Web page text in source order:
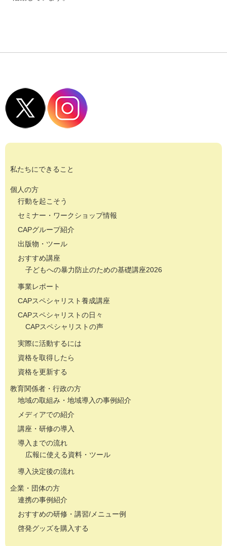
私たちにできること
個人の方
行動を起こそう
セミナー・ワークショップ情報
CAPグループ紹介
出版物・ツール
おすすめ講座
子どもへの暴力防止のための基礎講座2026
事業レポート
CAPスペシャリスト養成講座
CAPスペシャリストの日々
CAPスペシャリストの声
実際に活動するには
資格を取得したら
資格を更新する
教育関係者・行政の方
地域の取組み・地域導入の事例紹介
メディアでの紹介
講座・研修の導入
導入までの流れ
広報に使える資料・ツール
導入決定後の流れ
企業・団体の方
連携の事例紹介
おすすめの研修・講習/メニュー例
啓発グッズを購入する